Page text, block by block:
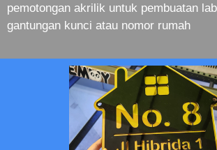
pemotongan akrilik untuk pembuatan
gantungan kunci atau nomor rumah